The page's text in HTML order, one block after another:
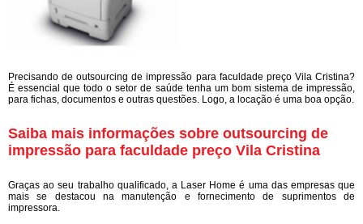
Precisando de outsourcing de impressão para faculdade preço Vila Cristina?
É essencial que todo o setor de saúde tenha um bom sistema de impressão,
para fichas, documentos e outras questões. Logo, a locação é uma boa opção.
Saiba mais informações sobre outsourcing de
impressão para faculdade preço Vila Cristina
Graças ao seu trabalho qualificado, a Laser Home é uma das empresas que
mais se destacou na manutenção e fornecimento de suprimentos de
impressora.